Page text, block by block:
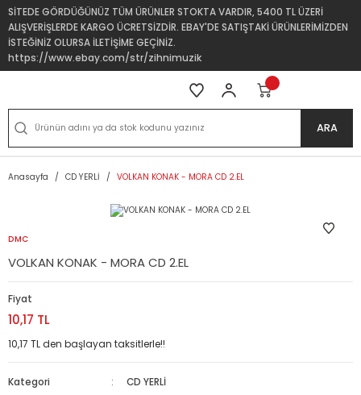
SİTEDE GÖRDÜĞÜNÜZ TÜM ÜRÜNLER STOKTA VARDIR, 5400 TL ÜZERİ
ALIŞVERİŞLERDE KARGO ÜCRETSİZDİR. EBAY'DE SATIŞTAKİ ÜRÜNLERİMİZDEN
İSTEĞİNİZ OLURSA İLETİŞİME GEÇİNİZ.
https://www.ebay.com/str/zihnimuzik
ARA
Anasayfa CD YERLİ VOLKAN KONAK - MORA CD 2.EL
DMC
VOLKAN KONAK - MORA CD 2.EL
Fiyat
10,17 TL
10,17 TL den başlayan taksitlerle!!
Kategori
CD YERLİ